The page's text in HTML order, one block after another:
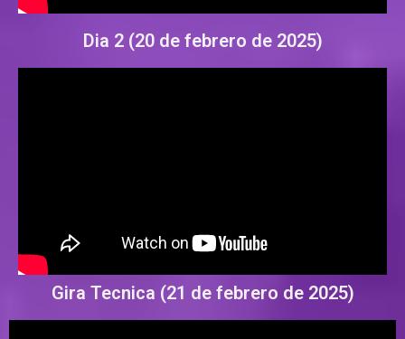
Dia 2 (20 de febrero de 2025)
Gira Tecnica (21 de febrero de 2025)